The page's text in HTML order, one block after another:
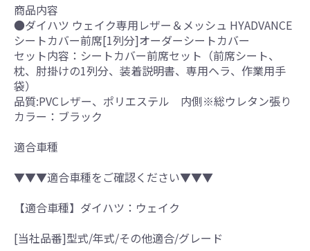
商品内容
●ダイハツ ウェイク専用レザー＆メッシュ HYADVANCE
シートカバー前席[1列分]オーダーシートカバー
セット内容：シートカバー前席セット（前席シート、
枕、肘掛けの1列分、装着説明書、専用ヘラ、作業用手
袋）
品質:PVCレザー、ポリエステル 内側※総ウレタン張り
カラー：ブラック
適合車種
▼▼▼適合車種をご確認ください▼▼▼
【適合車種】ダイハツ：ウェイク
[当社品番]型式/年式/その他適合/グレード